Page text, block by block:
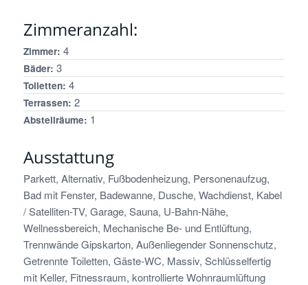
Zimmeranzahl:
Zimmer: 4
Bäder: 3
Toiletten: 4
Terrassen: 2
Abstellräume: 1
Ausstattung
Parkett, Alternativ, Fußbodenheizung, Personenaufzug,
Bad mit Fenster, Badewanne, Dusche, Wachdienst, Kabel
/ Satelliten-TV, Garage, Sauna, U-Bahn-Nähe,
Wellnessbereich, Mechanische Be- und Entlüftung,
Trennwände Gipskarton, Außenliegender Sonnenschutz,
Getrennte Toiletten, Gäste-WC, Massiv, Schlüsselfertig
mit Keller, Fitnessraum, kontrollierte Wohnraumlüftung